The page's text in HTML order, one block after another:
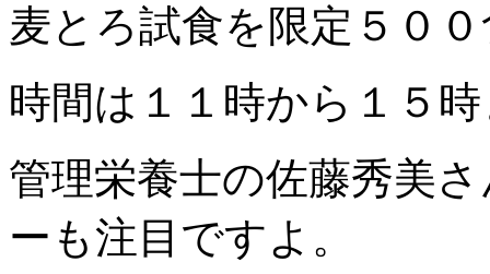
麦とろ試食を限定５０
時間は１１時から１５
管理栄養士の佐藤秀美
ーも注目ですよ。